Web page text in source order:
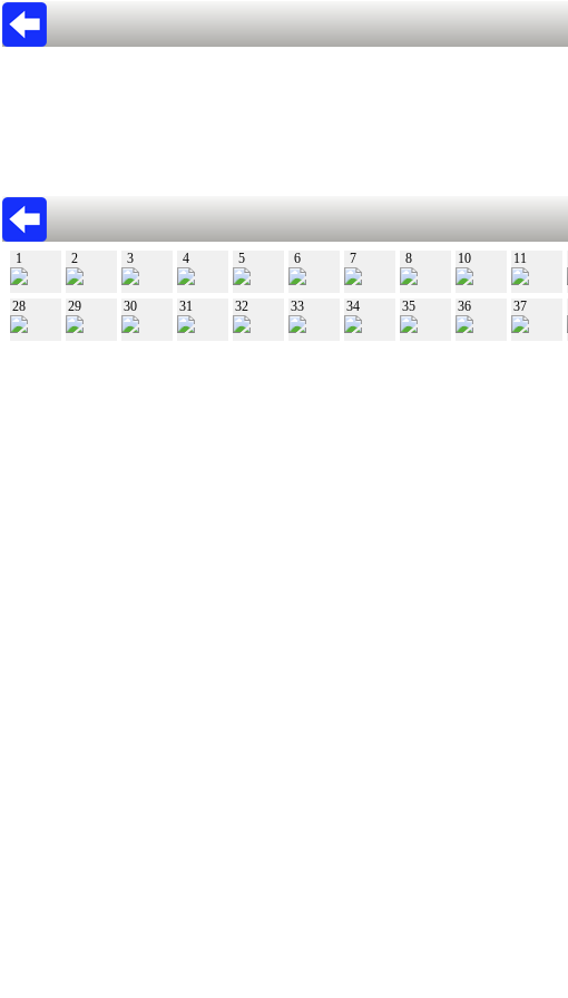
1 2 3 4 5 6 7 8 10 11
28 29 30 31 32 33 34 35 36 37